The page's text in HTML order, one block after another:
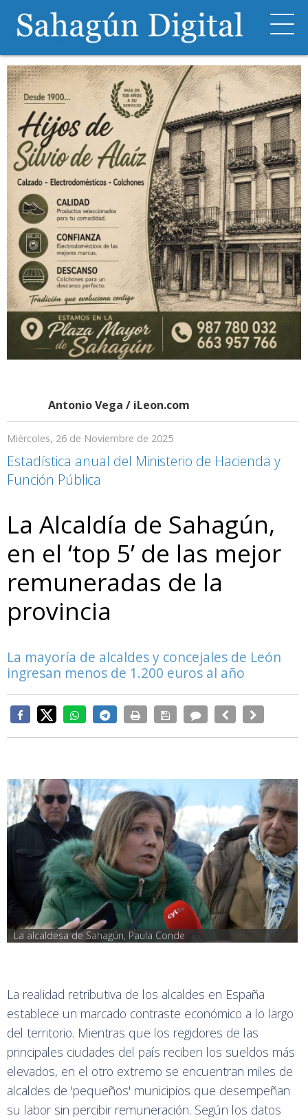
Antonio Vega / iLeon.com
Miércoles, 26 de Noviembre de 2025
Estadística anual del Ministerio de Hacienda y
Función Pública
La Alcaldía de Sahagún,
en el ‘top 5’ de las mejor
remuneradas de la
provincia
La mayoría de alcaldes y concejales de León
ingresan menos de 1.200 euros al año
La alcaldesa de Sahagún, Paula Conde
La realidad retributiva de los alcaldes en España
establece un marcado contraste económico a lo largo
del territorio. Mientras que los regidores de las
principales ciudades del país reciben los sueldos más
elevados, en el otro extremo se encuentran miles de
alcaldes de 'pequeños' municipios que desempeñan
su labor sin percibir remuneración. Según los datos